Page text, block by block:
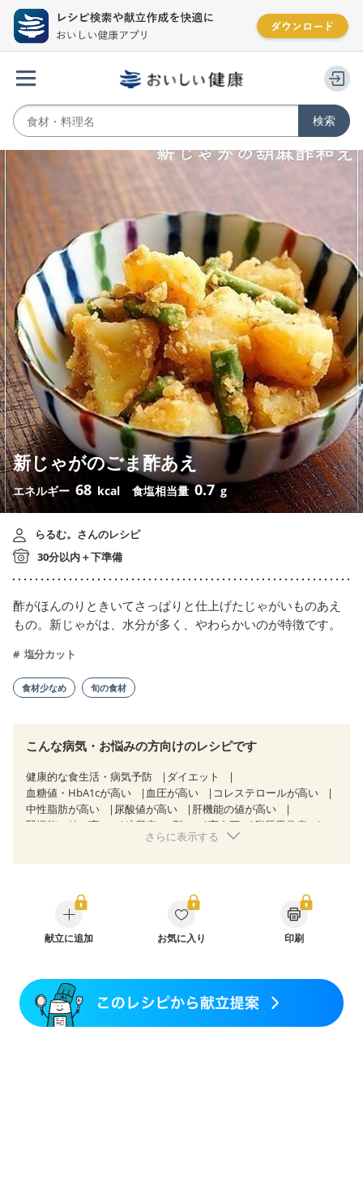
新じゃがのごま酢あえ
エネルギー 68 kcal 食塩相当量 0.7 g
らるむ。さんのレシピ
30分以内＋下準備
酢がほんのりときいてさっぱりと仕上げたじゃがいものあえ
もの。新じゃがは、水分が多く、やわらかいのが特徴です。
塩分カット
食材少なめ 旬の食材
こんな病気・お悩みの方向けのレシピです
健康的な食生活・病気予防
ダイエット
血糖値・HbA1cが高い
血圧が高い
コレステロールが高い
中性脂肪が高い
尿酸値が高い
肝機能の値が高い
腎機能の値が高い
糖尿病（2型） 高血圧
脂質異常症
狭心症 心筋梗塞
糖尿病性腎症（第２期）
糖尿病性腎症（第３期）
CKD（ステージ１）
CKD（ステージ２）
CKD（ステージ３a）
乳がん（抗がん剤治療中）
味の感じ方が変わった
妊婦健診・体重増加が気になる（初期）
妊婦健診・血圧が気になる（初期）
さらに表示する
献立に追加 お気に入り 印刷